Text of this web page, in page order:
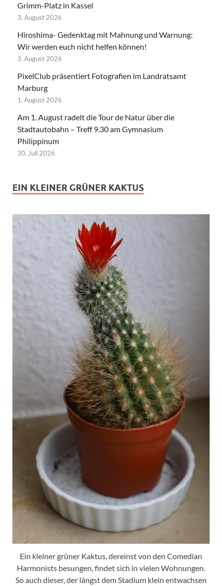
Grimm-Platz in Kassel
3. August 2026
Hiroshima- Gedenktag mit Mahnung und Warnung:
Wir werden euch nicht helfen können!
3. August 2026
PixelClub präsentiert Fotografien im Landratsamt
Marburg
1. August 2026
Am 1. August radelt die Tour de Natur über die
Stadtautobahn – Treff 9.30 am Gymnasium
Philippinum
30. Juli 2026
EIN KLEINER GRÜNER KAKTUS
Ein kleiner grüner Kaktus, dereinst von den Comedian
Harmonists besungen, findet sich in vielen Wohnungen.
So auch dieser, der längst dem Stadium klein entwachsen